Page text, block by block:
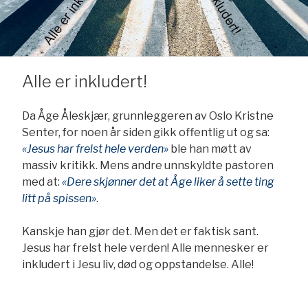
Alle er inkludert!
Da Åge Åleskjær, grunnleggeren av Oslo Kristne
Senter, for noen år siden gikk offentlig ut og sa:
«Jesus har frelst hele verden» ble han møtt av
massiv kritikk. Mens andre unnskyldte pastoren
med at: «Dere skjønner det at Åge liker å sette ting
litt på spissen».
Kanskje han gjør det. Men det er faktisk sant.
Jesus har frelst hele verden! Alle mennesker er
inkludert i Jesu liv, død og oppstandelse. Alle!